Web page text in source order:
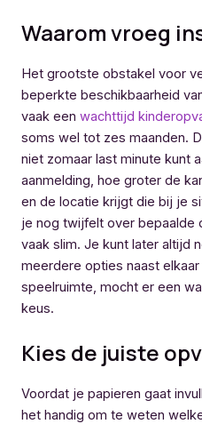
Waarom vroeg
Het grootste obstakel voor
beperkte beschikbaarheid
vaak een wachttijd
soms wel tot zes maanden.
niet zomaar last minute kunt
aanmelding, hoe groter de
en de locatie krijgt die bij je
je nog twijfelt over bepaalde
vaak slim. Je kunt later altijd
meerdere opties naast
speelruimte, mocht er een
keus.
Kies de juiste
Voordat je papieren gaat
het handig om te weten